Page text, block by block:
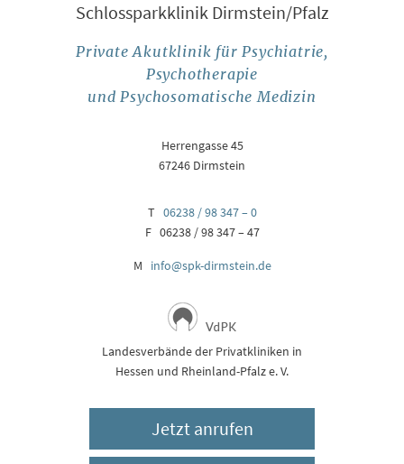
Schlossparkklinik Dirmstein/Pfalz
Private Akutklinik für Psychiatrie,
Psychotherapie
und Psychosomatische Medizin
Herrengasse 45
67246 Dirmstein
T 06238 / 98 347 – 0
F 06238 / 98 347 – 47
M info@spk-dirmstein.de
Landesverbände der Privatkliniken in
Hessen und Rheinland-Pfalz e. V.
Jetzt anrufen